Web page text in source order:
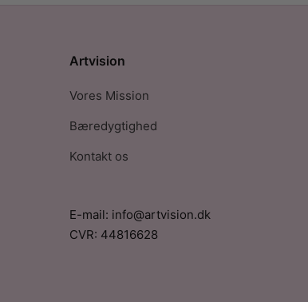
Artvision
Vores Mission
Bæredygtighed
Kontakt os
E-mail: info@artvision.dk
CVR: 44816628